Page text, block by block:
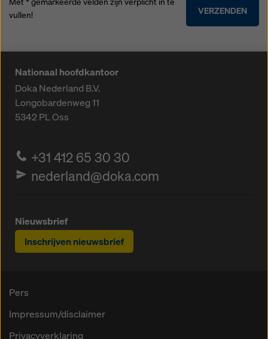
VERZENDEN
vullen!
Nationaal hoofdkantoor
Doka Nederland B.V.
Longobardenweg 11
5342 PLOss
+31 412 65 30 30
nederland@doka.com
Nieuwsbrief
Inschrijven nieuwsbrief
Pers
Impressum/disclaimer
Privacyverklaring